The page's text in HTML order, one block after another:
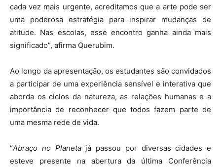
cada vez mais urgente, acreditamos que a arte pode ser
uma poderosa estratégia para inspirar mudanças de
atitude. Nas escolas, esse encontro ganha ainda mais
significado”, afirma Querubim.
Ao longo da apresentação, os estudantes são convidados
a participar de uma experiência sensível e interativa que
aborda os ciclos da natureza, as relações humanas e a
importância de reconhecer que todos fazem parte de
uma mesma rede de vida.
“Abraço no Planetajá passou por diversas cidades e
esteve presente na abertura da última Conferência